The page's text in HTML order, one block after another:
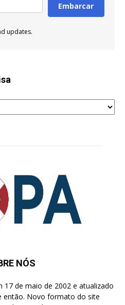
Embarcar
updates.
NÓS
17 de maio de 2002 e atualizado
então. Novo formato do site